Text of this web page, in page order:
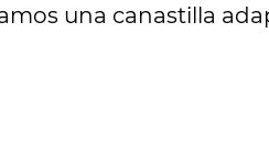
una canastilla